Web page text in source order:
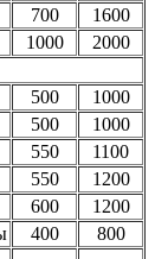
700
1600
1000
2000
500
1000
500
1000
550
1100
550
1200
600
1200
400
800